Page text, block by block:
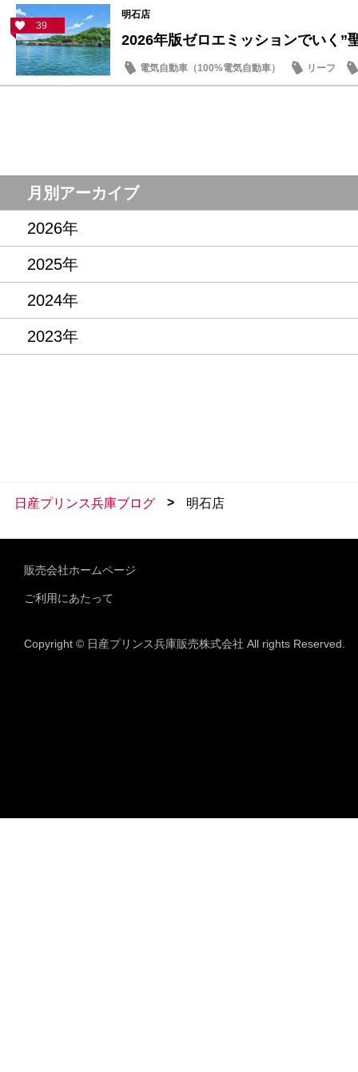
39
明石店
2026年版ゼロエミッションでいく”
電気自動車（100%電気自動車）
リーフ
話題の情報
月別アーカイブ
2026年
2025年
2024年
2023年
日産プリンス兵庫ブログ > 明石店
販売会社ホームページ
ご利用にあたって
Copyright © 日産プリンス兵庫販売株式会社 All rights Reserved.